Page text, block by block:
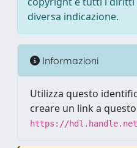
diversa indicazione.
Informazioni
Utilizza questo
creare un link a
https://hdl.handle.net/